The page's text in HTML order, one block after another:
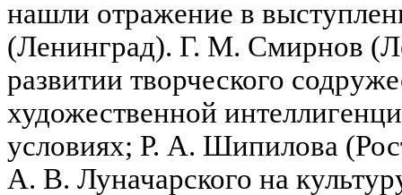
нашли отражение в
(Ленинград). Г. М. Смирнов
развитии творческого
художественной
условиях; Р. А. Шипилова
А. В. Луначарского на